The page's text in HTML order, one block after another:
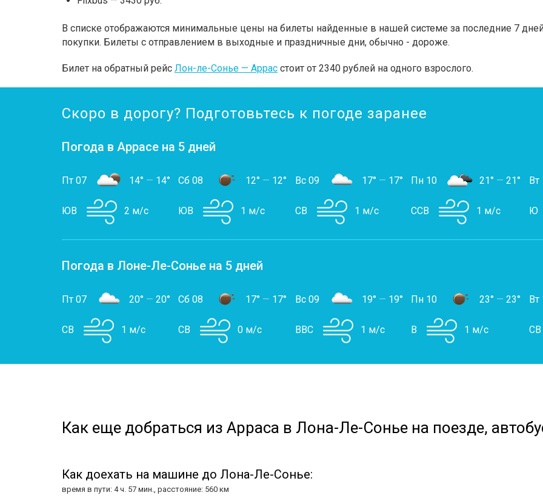
В списке отображаются минимальные цены на билеты найденные в нашей системе за последние 7
покупки. Билеты с отправлением в выходные и праздничные дни, обычно - дороже.
Билет на обратный рейс Лон-ле-Сонье — Аррас стоит от 2340 рублей на одного взрослого.
Скоро в дорогу? Подготовьтесь к погоде заранее
Погода в Аррасе на 5 дней
Пт 07 14° — 14°
ЮВ 2 м/с
Сб 08 12° — 12°
ЮВ 1 м/с
Вс 09 17° — 17°
СВ 1 м/с
Пн 10 21° — 21°
ССВ 1 м/с
Вт
Ю
Погода в Лоне-Ле-Сонье на 5 дней
Пт 07 20° — 20°
СВ 1 м/с
Сб 08 17° — 17°
СВ 0 м/с
Вс 09 19° — 19°
ВВС 1 м/с
Пн 10 23° — 23°
В 1 м/с
Вт
СВ
Как еще добраться из Арраса в Лона-Ле-Сонье на поезде,
Как доехать на машине до Лона-Ле-Сонье:
время в пути: 4 ч. 57 мин., расстояние: 560 км